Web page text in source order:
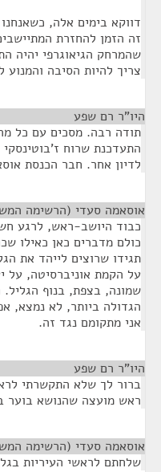
זה הזמן להחזרת
שהמרחק הגיאוגרפי יהיה
צריך להיות הסיבה
היו"ר רם שפע
תודה רבה. מסכים עם כל
התעדכנת שרוח
לדיון אחר. חבר הכנסת
אוסאמה סעדי (הרשימה
כבוד היושב-ראש, לרגע
כולם מדברים כאן כאילו
תגידו שרוצים לייהד את
על הקמת אוניברסיטה, על
שמונה, בצפת, בנוף
הגדולה ביותר, לא נמצא,
אני מתקומם נגד זה.
היו"ר רם שפע
ברור לך שלא התקשרתי
ראש מועצה שהנושא בוער
אוסאמה סעדי (הרשימה
שלחתם לראשי העיריות